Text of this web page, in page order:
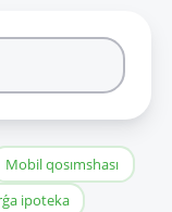
Mobil qosımshası
ipoteka